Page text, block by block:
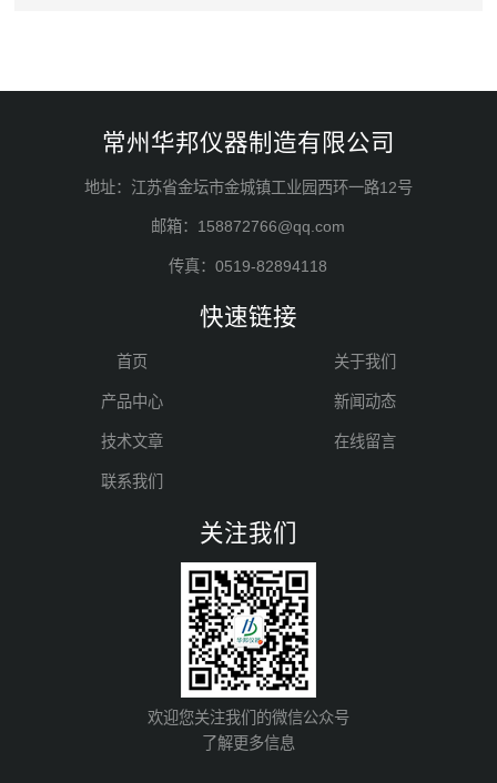
常州华邦仪器制造有限公司
地址：江苏省金坛市金城镇工业园西环一路12号
邮箱：158872766@qq.com
传真：0519-82894118
快速链接
首页 关于我们
产品中心 新闻动态
技术文章 在线留言
联系我们
关注我们
欢迎您关注我们的微信公众号
了解更多信息